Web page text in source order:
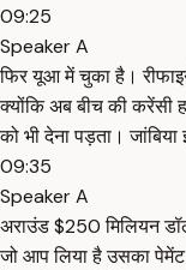
09:25
Speaker A
फिर यूआ में चुका है।
क्योंकि अब बीच की करेंसी
को भी देना पड़ता।
09:35
Speaker A
अराउंड $250 मिलियन
जो आप लिया है उसका